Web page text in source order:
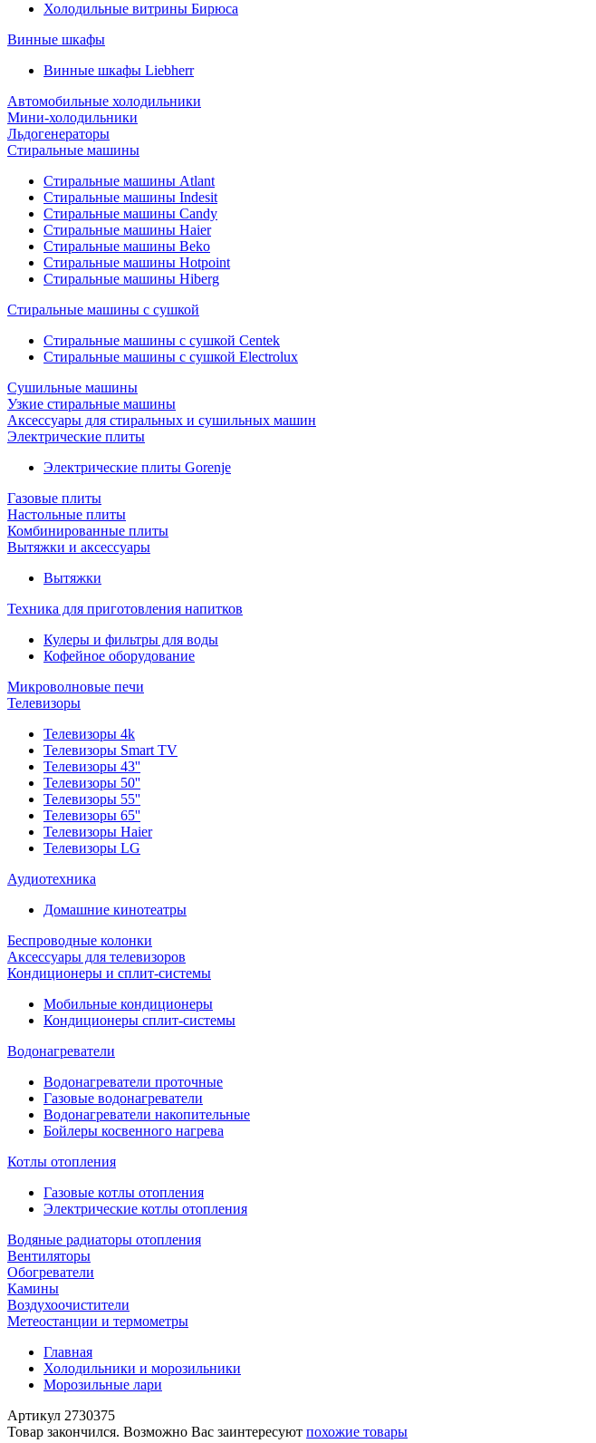
Холодильные витрины Бирюса
Винные шкафы
Винные шкафы Liebherr
Автомобильные холодильники
Мини-холодильники
Льдогенераторы
Стиральные машины
Стиральные машины Atlant
Стиральные машины Indesit
Стиральные машины Candy
Стиральные машины Haier
Стиральные машины Beko
Стиральные машины Hotpoint
Стиральные машины Hiberg
Стиральные машины с сушкой
Стиральные машины с сушкой Centek
Стиральные машины с сушкой Electrolux
Сушильные машины
Узкие стиральные машины
Аксессуары для стиральных и сушильных машин
Электрические плиты
Электрические плиты Gorenje
Газовые плиты
Настольные плиты
Комбинированные плиты
Вытяжки и аксессуары
Вытяжки
Техника для приготовления напитков
Кулеры и фильтры для воды
Кофейное оборудование
Микроволновые печи
Телевизоры
Телевизоры 4k
Телевизоры Smart TV
Телевизоры 43''
Телевизоры 50''
Телевизоры 55''
Телевизоры 65''
Телевизоры Haier
Телевизоры LG
Аудиотехника
Домашние кинотеатры
Беспроводные колонки
Аксессуары для телевизоров
Кондиционеры и сплит-системы
Мобильные кондиционеры
Кондиционеры сплит-системы
Водонагреватели
Водонагреватели проточные
Газовые водонагреватели
Водонагреватели накопительные
Бойлеры косвенного нагрева
Котлы отопления
Газовые котлы отопления
Электрические котлы отопления
Водяные радиаторы отопления
Вентиляторы
Обогреватели
Камины
Воздухоочистители
Метеостанции и термометры
Главная
Холодильники и морозильники
Морозильные лари
Артикул 2730375
Товар закончился. Возможно Вас заинтересуют похожие товары